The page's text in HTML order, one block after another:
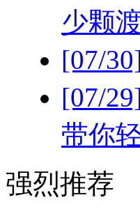
少颗
[07/
[07/
带你
强烈推荐